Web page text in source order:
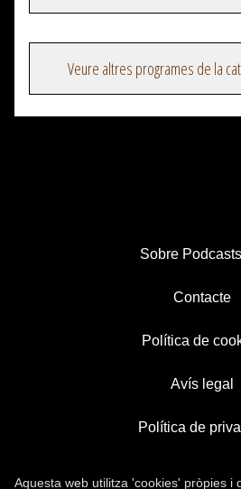
Veure altres programes de la
Sobre
Contacte
Política de
Avís legal
Política de
Aquesta web utilitza 'cookies' pròpies i